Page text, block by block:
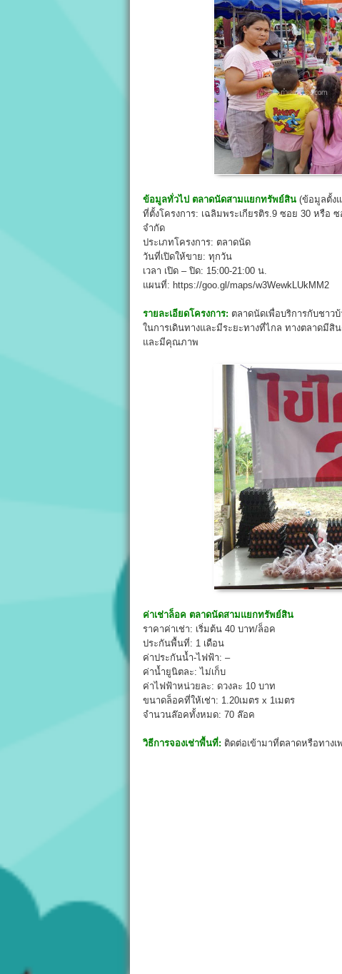
ข้อมูลทั่วไป ตลาดนัดสามแยกทรัพย์สิน (ข้อมูลตั้ง
ที่ตั้งโครงการ: เฉลิมพระเกียรติร.9 ซอย 30 หรื
จำกัด
ประเภทโครงการ: ตลาดนัด
วันที่เปิดให้ขาย: ทุกวัน
เวลา เปิด – ปิด: 15:00-21:00 น.
แผนที่: https://goo.gl/maps/w3WewkLUkMM2
รายละเอียดโครงการ: ตลาดนัดเพื่อบริการกับชาว
ในการเดินทางและมีระยะทางที่ไกล ทางตลาดมีสิ
และมีคุณภาพ
ค่าเช่าล็อค ตลาดนัดสามแยกทรัพย์สิน
ราคาค่าเช่า: เริ่มต้น 40 บาท/ล็อค
ประกันพื้นที่: 1 เดือน
ค่าประกันน้ำ-ไฟฟ้า: –
ค่าน้ำยูนิตละ: ไม่เก็บ
ค่าไฟฟ้าหน่วยละ: ดวงละ 10 บาท
ขนาดล็อคที่ให้เช่า: 1.20เมตร x 1เมตร
จำนวนล๊อคทั้งหมด: 70 ล๊อค
วิธีการจองเช่าพื้นที่: ติดต่อเข้ามาที่ตลาดหรือทาง